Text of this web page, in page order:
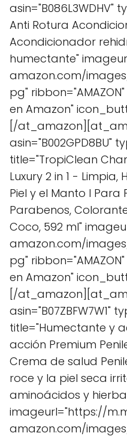
asin="B086L3WDHV"
Anti Rotura
Acondicionador
humectante"
amazon.com/images/
pg"
en Amazon"
[/
asin="B002GPD8BU"
title="TropiClean
Luxury 2 in 1 -
Piel y el Manto I Para
Parabenos,
Coco, 592 ml"
amazon.com/images/
pg"
en Amazon"
[/
asin="B07ZBFW7W1"
title="Humectante y
acción Premium
Crema de salud
roce y la piel seca
aminoácidos y
imageurl="https://
amazon.com/images/